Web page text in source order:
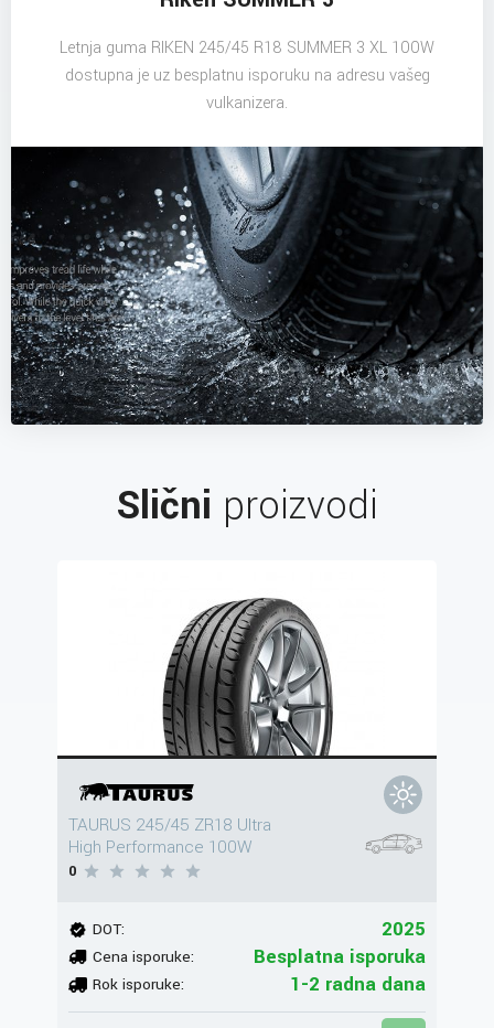
Letnja guma RIKEN 245/45 R18 SUMMER 3 XL 100W
dostupna je uz besplatnu isporuku na adresu vašeg
vulkanizera.
Slični proizvodi
TAURUS 245/45 ZR18 Ultra
High Performance 100W
0
DOT: 2025
Cena isporuke: Besplatna isporuka
Rok isporuke: 1-2 radna dana